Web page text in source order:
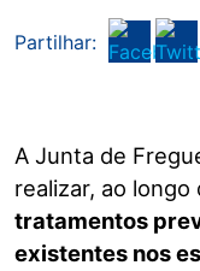
Partilhar:
A Junta de
realizar, ao
tratamentos
existentes nos